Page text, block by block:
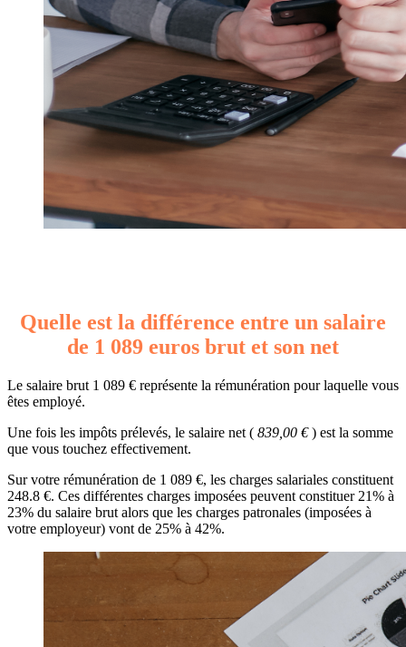
Quelle est la différence entre un salaire
de 1 089 euros brut et son net
Le salaire brut 1 089 € représente la rémunération pour laquelle vous
êtes employé.
Une fois les impôts prélevés, le salaire net ( 839,00 €) est la somme
que vous touchez effectivement.
Sur votre rémunération de 1 089 €, les charges salariales constituent
248.8 €. Ces différentes charges imposées peuvent constituer 21% à
23% du salaire brut alors que les charges patronales (imposées à
votre employeur) vont de 25% à 42%.